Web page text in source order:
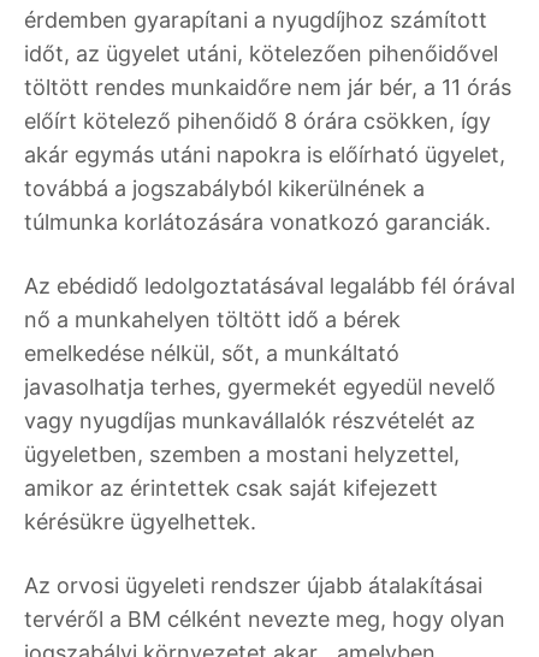
érdemben gyarapítani a nyugdíjhoz számított
időt, az ügyelet utáni, kötelezően pihenőidővel
töltött rendes munkaidőre nem jár bér, a 11 órás
előírt kötelező pihenőidő 8 órára csökken, így
akár egymás utáni napokra is előírható ügyelet,
továbbá a jogszabályból kikerülnének a
túlmunka korlátozására vonatkozó garanciák.
Az ebédidő ledolgoztatásával legalább fél órával
nő a munkahelyen töltött idő a bérek
emelkedése nélkül, sőt, a munkáltató
javasolhatja terhes, gyermekét egyedül nevelő
vagy nyugdíjas munkavállalók részvételét az
ügyeletben, szemben a mostani helyzettel,
amikor az érintettek csak saját kifejezett
kérésükre ügyelhettek.
Az orvosi ügyeleti rendszer újabb átalakításai
tervéről a BM célként nevezte meg, hogy olyan